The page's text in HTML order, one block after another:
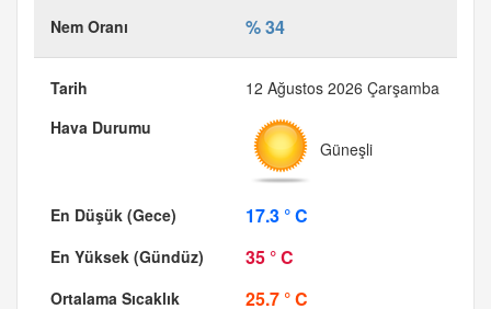
% 34
12 Ağustos 2026 Çarşamba
Güneşli
17.3 ° C
35 ° C
25.7 ° C